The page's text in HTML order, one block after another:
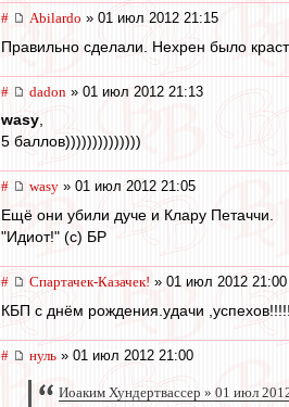
# Abilardo » 01 июл 2012 21:15
Правильно сделали. Нехрен было
# dadon » 01 июл 2012 21:13
wasy,
5 баллов))))))))))))))
# wasy » 01 июл 2012 21:05
Ещё они убили дуче и Клару Петаччи.
"Идиот!" (с) БР
# Спартачек-Казачек! » 01 июл 2012 21:00
КБП с днём рождения.удачи
# нуль » 01 июл 2012 21:00
Иоаким Хундертвассер » 01 июл